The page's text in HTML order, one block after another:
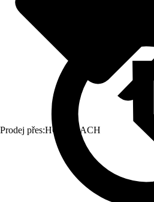
Prodej přes:HORNBACH